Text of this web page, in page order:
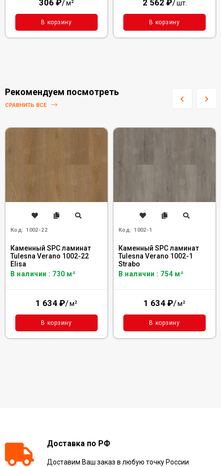
306 ₽/м²
В корзину
2 562 ₽/шт.
В корзину
Рекомендуем посмотреть
СРАВНИТЬ ВСЕ
Код: 1002-22
Каменный SPC ламинат
Tulesna Verano 1002-22
Elisa
В наличии : 730 м²
1 634 ₽/м²
В корзину
Код: 1002-1
Каменный SPC ламинат
Tulesna Verano 1002-1
Strabo
В наличии : 754 м²
1 634 ₽/м²
В корзину
Доставка по РФ
Доставим Ваш заказ в любую точку России